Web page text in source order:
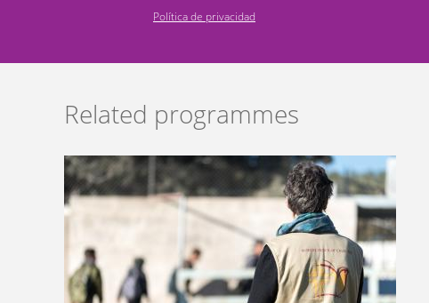
Política de privacidad
Related programmes